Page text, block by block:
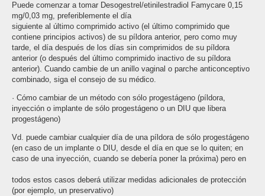
Puede comenzar a tomar Desogestrel/etinilestradiol Famycare 0,15
mg/0,03 mg, preferiblemente el día
siguiente al último comprimido activo (el último comprimido que
contiene principios activos) de su píldora anterior, pero como muy
tarde, el día después de los días sin comprimidos de su píldora
anterior (o después del último comprimido inactivo de su píldora
anterior). Cuando cambie de un anillo vaginal o parche anticonceptivo
combinado, siga el consejo de su médico.
· Cómo cambiar de un método con sólo progestágeno (píldora,
inyección o implante de sólo progestágeno o un DIU que libera
progestágeno)
Vd. puede cambiar cualquier día de una píldora de sólo progestágeno
(en caso de un implante o DIU, desde el día en que se lo quiten; en
caso de una inyección, cuando se debería poner la próxima) pero en
todos estos casos deberá utilizar medidas adicionales de protección
(por ejemplo, un preservativo)